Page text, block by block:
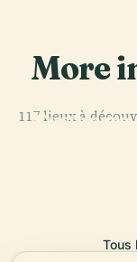
More
117 lieux à
Costanera
PLACE
Tous